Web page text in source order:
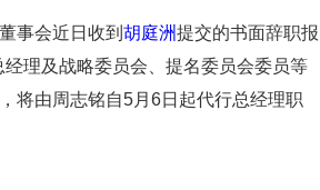
事会近日收到 胡庭洲提交的书面辞职报
理及战略委员会、提名委员会委员等
将由周志铭自5月6日起代行总经理职